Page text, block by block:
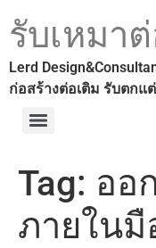
รับเหมา
Lerd
ก่อสร้างต่อเติม รับตกแ
Tag: ออ
ภายใน